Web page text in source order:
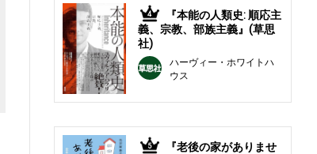
4
『本能の人類史: 順応主
義、宗教、部族主義』(草思
社)
ハーヴィー・ホワイトハ
ウス
5
『老後の家がありませ